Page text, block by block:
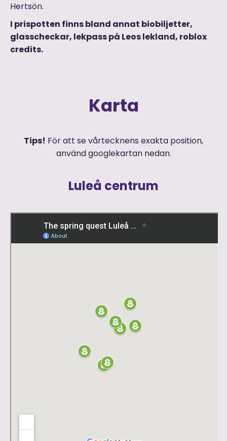
Hertsön.
I prispotten finns bland annat biobiljetter,
glasscheckar, lekpass på Leos lekland, roblox
credits.
Karta
Tips! För att se vårtecknens exakta position,
använd googlekartan nedan.
Luleå centrum